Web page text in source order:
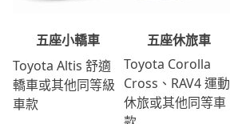
五座小轎車
Toyota Altis 舒適
轎車或其他同等級
車款
五座休旅車
Toyota Corolla
Cross、RAV4 運動
休旅或其他同等車